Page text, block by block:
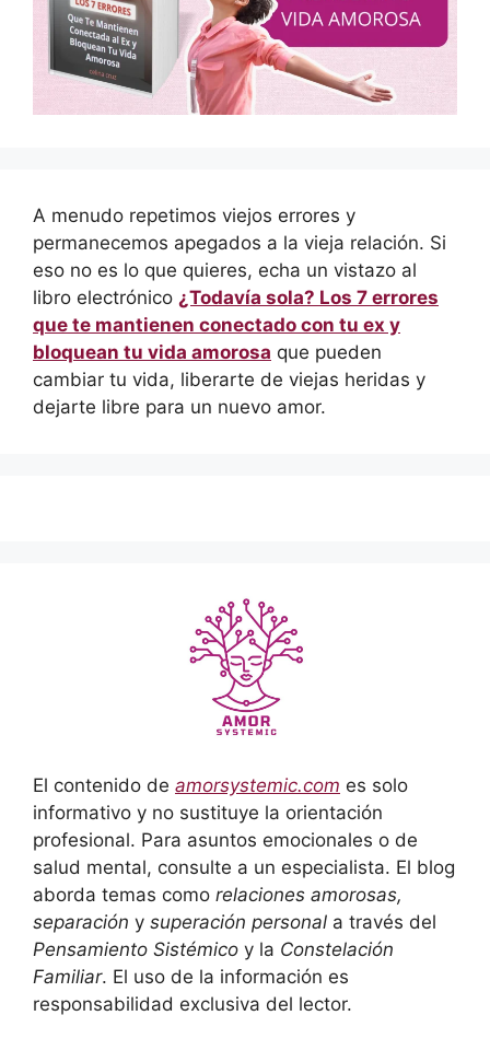
A menudo repetimos viejos errores y
permanecemos apegados a la vieja relación. Si
eso no es lo que quieres, echa un vistazo al
libro electrónico ¿Todavía sola? Los 7 errores
que te mantienen conectado con tu ex y
bloquean tu vida amorosa que pueden
cambiar tu vida, liberarte de viejas heridas y
dejarte libre para un nuevo amor.
El contenido de amorsystemic.com es solo
informativo y no sustituye la orientación
profesional. Para asuntos emocionales o de
salud mental, consulte a un especialista. El blog
aborda temas como relaciones amorosas,
separación y superación personal a través del
Pensamiento Sistémico y la Constelación
Familiar. El uso de la información es
responsabilidad exclusiva del lector.